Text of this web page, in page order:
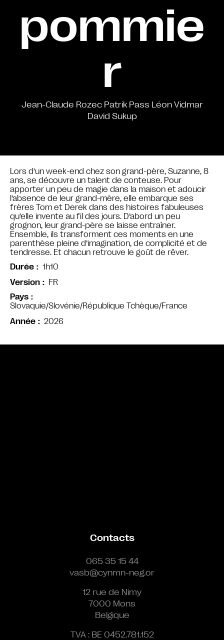
pommie
r
Jean-Claude Rozec Patrik Pass Léon Vidmar
David Sukup
Lors d’un week-end chez son grand-père, Suzanne, 8
ans, se découvre un talent de conteuse. Pour
apporter un peu de magie dans la maison et adoucir
l’absence de leur grand-mère, elle embarque ses
frères Tom et Derek dans des histoires fabuleuses
qu’elle invente au fil des jours. D’abord un peu
grognon, leur grand-père se laisse entraîner.
Ensemble, ils transforment ces moments en une
parenthèse pleine d’imagination, de complicité et de
tendresse. Et chacun retrouve le goût de rêver.
Durée
1h10
Version
FR
Pays
Slovaquie/Slovénie/République Tchèque/France
Année
2026
Contacts
065 35 15 44
vasb@cynmn-neg.or
12 rue de Nimy
7000 Mons
Belgique
TVA : BE 0452.781.152